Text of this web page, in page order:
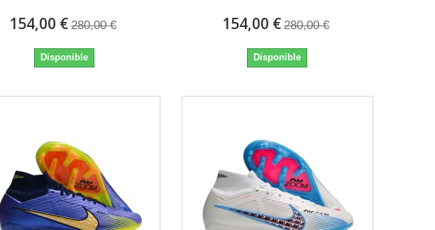
154,00 € 280,00 €
Disponible
154,00 € 280,00 €
Disponible